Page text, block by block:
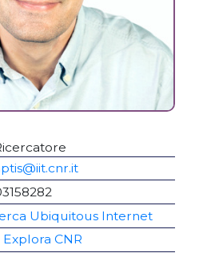
Ubiquitous Internet
CNR